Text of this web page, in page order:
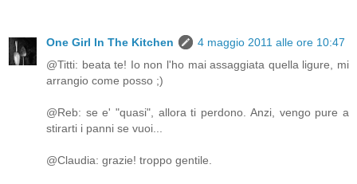
One Girl In The Kitchen
4 maggio 2011 alle ore 10:47
@Titti: beata te! Io non l'ho mai assaggiata quella ligure, mi
arrangio come posso ;)
@Reb: se e' "quasi", allora ti perdono. Anzi, vengo pure a
stirarti i panni se vuoi...
@Claudia: grazie! troppo gentile.